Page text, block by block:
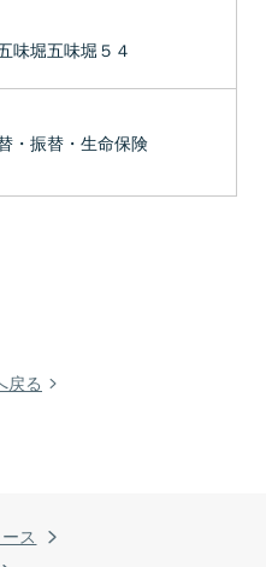
ス
味堀五味堀５４
・振替・生命保険
戻る